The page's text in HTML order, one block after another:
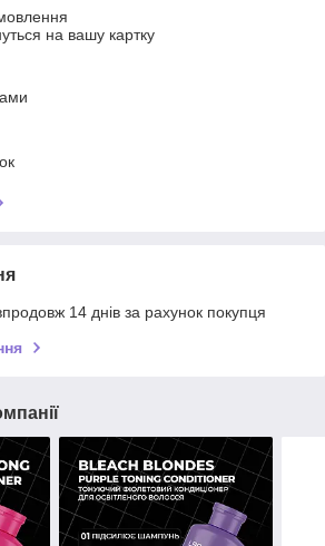
на вашу картку
14 днів за рахунок покупця